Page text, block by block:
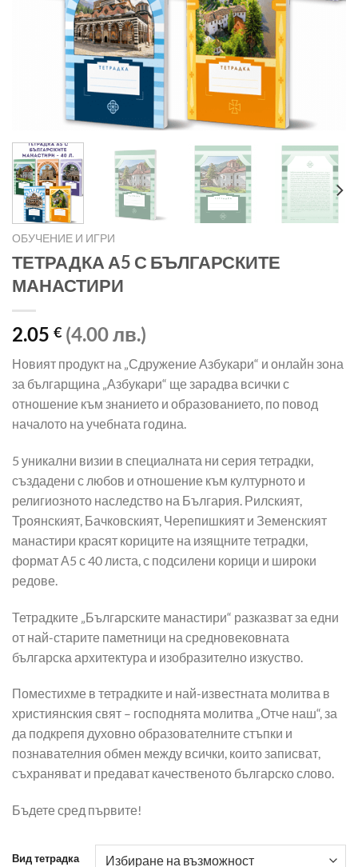
ОБУЧЕНИЕ И ИГРИ
ТЕТРАДКА А5 С БЪЛГАРСКИТЕ
МАНАСТИРИ
2.05 € (4.00 лв.)
Новият продукт на „Сдружение Азбукари“ и онлайн зона
за българщина „Азбукари“ ще зарадва всички с
отношение към знанието и образованието, по повод
началото на учебната година.
5 уникални визии в специалната ни серия тетрадки,
създадени с любов и отношение към културното и
религиозното наследство на България. Рилският,
Троянският, Бачковският, Черепишкият и Земенският
манастири красят кориците на изящните тетрадки,
формат А5 с 40 листа, с подсилени корици и широки
редове.
Тетрадките „Българските манастири“ разказват за едни
от най-старите паметници на средновековната
българска архитектура и изобразително изкуство.
Поместихме в тетрадките и най-известната молитва в
християнския свят – господнята молитва „Отче наш“, за
да подкрепя духовно образователните стъпки и
познавателния обмен между всички, които записват,
съхраняват и предават качественото българско слово.
Бъдете сред първите!
Вид тетрадка